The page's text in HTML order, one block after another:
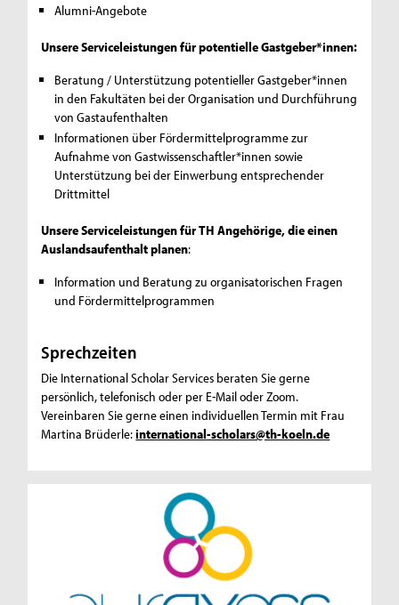
Alumni-Angebote
Unsere Serviceleistungen für potentielle Gastgeber*innen:
Beratung / Unterstützung potentieller Gastgeber*innen
in den Fakultäten bei der Organisation und Durchführung
von Gastaufenthalten
Informationen über Fördermittelprogramme zur
Aufnahme von Gastwissenschaftler*innen sowie
Unterstützung bei der Einwerbung entsprechender
Drittmittel
Unsere Serviceleistungen für TH Angehörige, die einen
Auslandsaufenthalt planen:
Information und Beratung zu organisatorischen Fragen
und Fördermittelprogrammen
Sprechzeiten
Die International Scholar Services beraten Sie gerne
persönlich, telefonisch oder per E-Mail oder Zoom.
Vereinbaren Sie gerne einen individuellen Termin mit Frau
Martina Brüderle:international-scholars@th-koeln.de